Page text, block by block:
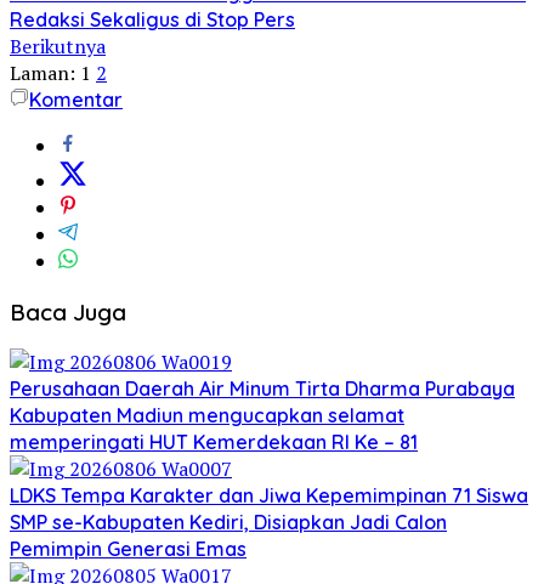
Redaksi Sekaligus di Stop Pers
Berikutnya
Laman: 1 2
Komentar
Baca Juga
Perusahaan Daerah Air Minum Tirta Dharma Purabaya
Kabupaten Madiun mengucapkan selamat
memperingati HUT Kemerdekaan RI Ke – 81
LDKS Tempa Karakter dan Jiwa Kepemimpinan 71 Siswa
SMP se-Kabupaten Kediri, Disiapkan Jadi Calon
Pemimpin Generasi Emas